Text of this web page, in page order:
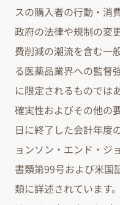
スの購入者の行動・消
政府の法律や規制の変
費削減の潮流を含む一
る医薬品業界への監督
に限定されるものでは
確実性およびその他の
日に終了した会計年度
ョンソン・エンド・ジ
書類第99号および米国
類に詳述されています